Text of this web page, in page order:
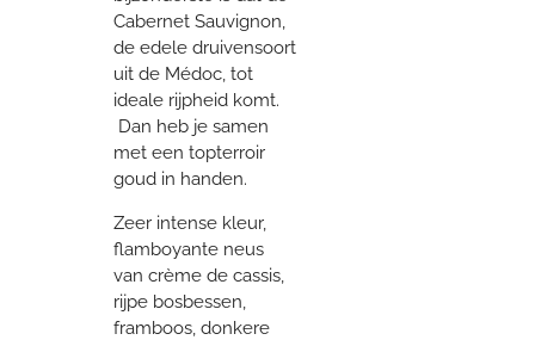
Cabernet Sauvignon,
de edele druivensoort
uit de Médoc, tot
ideale rijpheid komt.
Dan heb je samen
met een topterroir
goud in handen.
Zeer intense kleur,
flamboyante neus
van crème de cassis,
rijpe bosbessen,
framboos, donkere